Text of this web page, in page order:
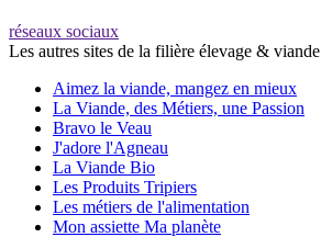
réseaux sociaux
Les autres sites de la filière élevage & viande
Aimez la viande, mangez en mieux
La Viande, des Métiers, une Passion
Bravo le Veau
J'adore l'Agneau
La Viande Bio
Les Produits Tripiers
Les métiers de l'alimentation
Mon assiette Ma planète